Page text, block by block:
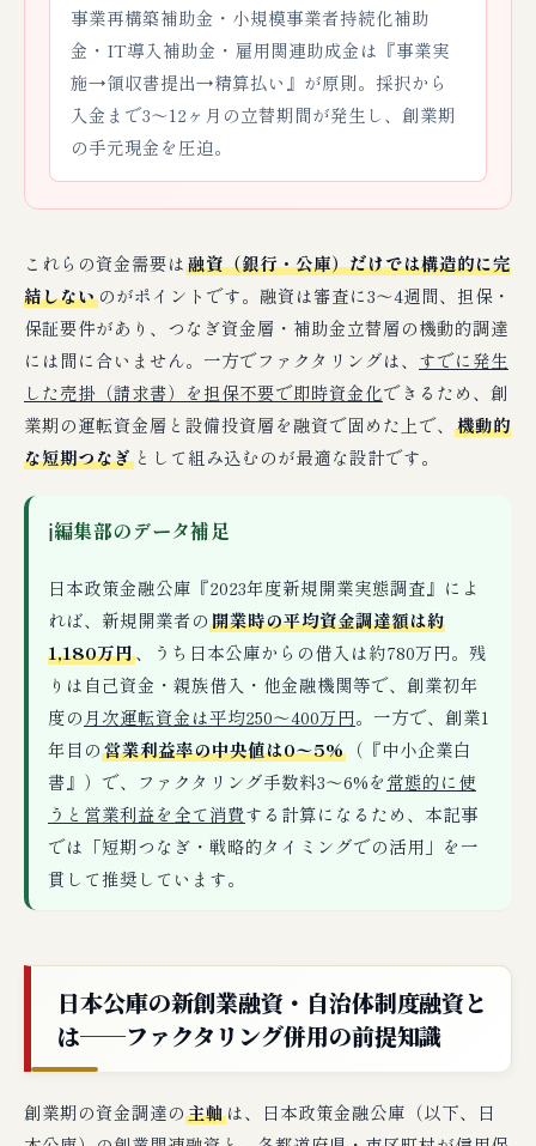
事業再構築補助金・小規模事業者持続化補助
金・IT導入補助金・雇用関連助成金は『事業実
施→領収書提出→精算払い』が原則。採択から
入金まで3〜12ヶ月の立替期間が発生し、創業期
の手元現金を圧迫。
これらの資金需要は融資（銀行・公庫）だけでは構造的に完
結しないのがポイントです。融資は審査に3〜4週間、担保・
保証要件があり、つなぎ資金層・補助金立替層の機動的調達
には間に合いません。一方でファクタリングは、 すでに発生
した売掛（請求書）を担保不要で即時資金化できるため、創
業期の運転資金層と設備投資層を融資で固めた上で、 機動的
な短期つなぎ として組み込むのが最適な設計です。
ℹ編集部のデータ補足
日本政策金融公庫『2023年度新規開業実態調査』によ
れば、新規開業者の開業時の平均資金調達額は約
1,180万円、うち日本公庫からの借入は約780万円。残
りは自己資金・親族借入・他金融機関等で、創業初年
度の 月次運転資金は平均250〜400万円。一方で、創業1
年目の営業利益率の中央値は0〜5% （『中小企業白
書』）で、ファクタリング手数料3〜6%を常態的に使
うと営業利益を全て消費する計算になるため、本記事
では「短期つなぎ・戦略的タイミングでの活用」を一
貫して推奨しています。
日本公庫の新創業融資・自治体制度融資と
は──ファクタリング併用の前提知識
創業期の資金調達の主軸は、日本政策金融公庫（以下、日